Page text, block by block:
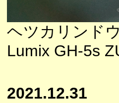
ヘツカリンドウ
Lumix GH-5s
2021.12.31